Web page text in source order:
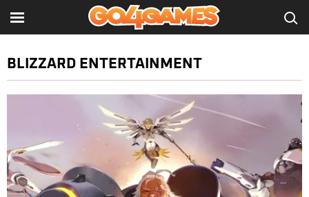
BLIZZARD ENTERTAINMENT